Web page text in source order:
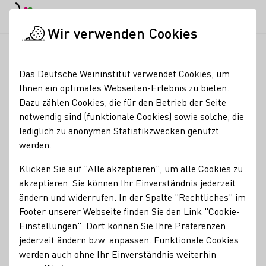
Familien-Weingut
Renner
3 Brüder - ein Weingut - eine Leidenschaft familiär /
modern / naturverbunden Das Familien-Weingut in
Offenburg
Erzeugnisse
Glühwein Perlwein / Secco Wein
Mitgliedschaften
Wir verwenden Cookies
Das Deutsche Weininstitut verwendet Cookies, um
Ihnen ein optimales Webseiten-Erlebnis zu bieten.
Dazu zählen Cookies, die für den Betrieb der Seite
notwendig sind (funktionale Cookies) sowie solche, die
lediglich zu anonymen Statistikzwecken genutzt
werden.
Klicken Sie auf "Alle akzeptieren", um alle Cookies zu
akzeptieren. Sie können Ihr Einverständnis jederzeit
ändern und widerrufen. In der Spalte "Rechtliches" im
Footer unserer Webseite finden Sie den Link "Cookie-
Einstellungen". Dort können Sie Ihre Präferenzen
jederzeit ändern bzw. anpassen. Funktionale Cookies
werden auch ohne Ihr Einverständnis weiterhin